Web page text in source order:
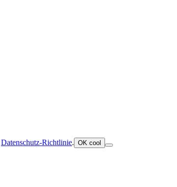
Datenschutz-Richtlinie. OK cool